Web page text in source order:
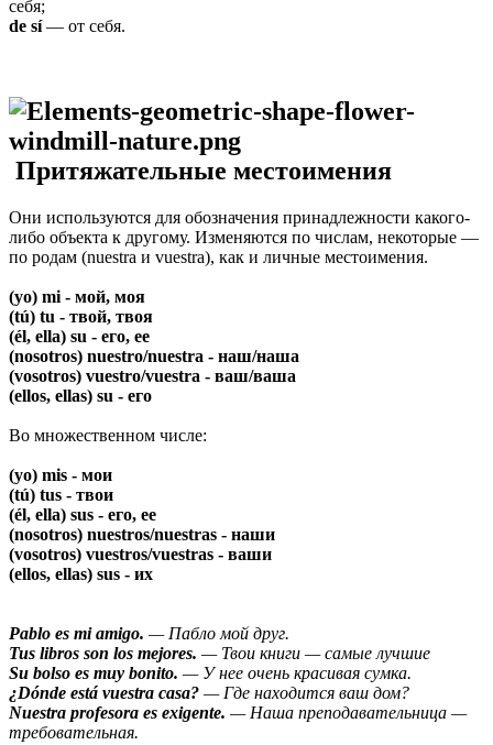
себя;
de sí— от себя.
Притяжательные местоимения
Они используются для обозначения принадлежности какого-
либо объекта к другому. Изменяются по числам, некоторые —
по родам (nuestra и vuestra), как и личные местоимения.
(yo) mi - мой, моя
(tú) tu - твой, твоя
(él, ella) su - его, ее
(nosotros) nuestro/nuestra - наш/наша
(vosotros) vuestro/vuestra - ваш/ваша
(ellos, ellas) su - его
Во множественном числе:
(yo) mis - мои
(tú) tus - твои
(él, ella) sus - его, ее
(nosotros) nuestros/nuestras - наши
(vosotros) vuestros/vuestras - ваши
(ellos, ellas) sus - их
Pablo es mi amigo. — Пабло мой друг.
Tus libros son los mejores. — Твои книги — самые лучшие
Su bolso es muy bonito. — У нее очень красивая сумка.
¿Dónde está vuestra casa? — Где находится ваш дом?
Nuestra profesora es exigente. — Наша преподавательница —
требовательная.